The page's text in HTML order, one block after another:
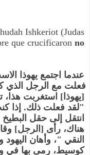
Ishkeriot (Judas
que crucificaron